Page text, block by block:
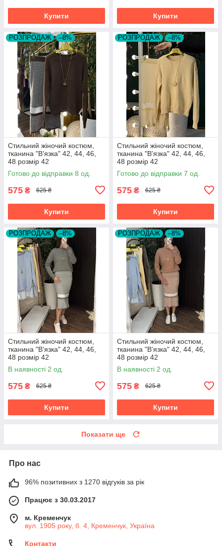
Купити Купити
РОЗПРОДАЖ –8%
Стильний жіночий костюм,
тканина "В'язка" 42, 44, 46,
48 розмір 42
Готово до відправки 8 од.
575 ₴ 625 ₴
Купити
РОЗПРОДАЖ –8%
Стильний жіночий костюм,
тканина "В'язка" 42, 44, 46,
48 розмір 42
Готово до відправки 7 од.
575 ₴ 625 ₴
Купити
РОЗПРОДАЖ –8%
Стильний жіночий костюм,
тканина "В'язка" 42, 44, 46,
48 розмір 42
В наявності 2 од.
575 ₴ 625 ₴
Купити
РОЗПРОДАЖ –8%
Стильний жіночий костюм,
тканина "В'язка" 42, 44, 46,
48 розмір 42
В наявності 2 од.
575 ₴ 625 ₴
Купити
Показати ще
Про нас
96% позитивних з 1270 відгуків за рік
Працює з 30.03.2017
м. Кременчук
вул. 1905 року, б. 4, Кременчук, Україна
Контакти